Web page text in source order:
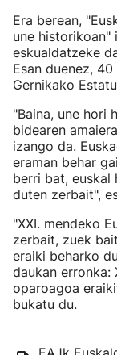
Era berean,
une historikoan"
eskualdatzeke
Esan duenez,
Gernikako
"Baina, une hori
bidearen
izango da.
eraman behar
berri bat, euskal
duten zerbait",
"XXI. mendeko
zerbait, zuek
eraiki beharko
daukan erronka:
oparoagoa
bukatu du.